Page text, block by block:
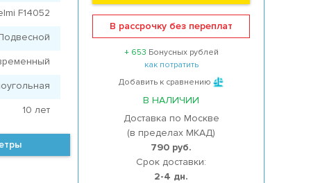
В рассрочку без переплат
+ 653 Бонусных рублей
как потратить
Добавить к сравнению
В НАЛИЧИИ
Доставка по Москве
(в пределах МКАД)
790 руб.
Срок доставки:
2-4 дн.
F14052
10 лет